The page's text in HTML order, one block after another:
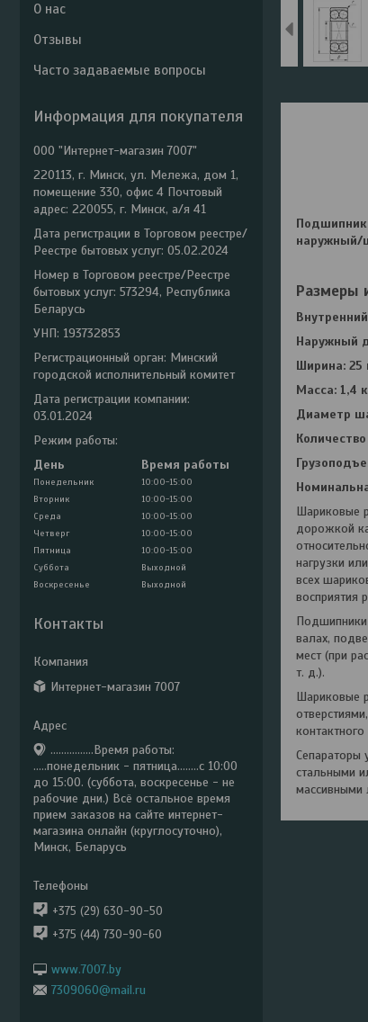
Подшипник
наружный/
Размеры
Наружный
Ширина: 25
Масса: 1,4
Диаметр
Шариковые
дорожкой
нагрузки
всех
восприятия
Подшипники
валах,
мест (при
т. д.).
Шариковые
контактного
Сепараторы
стальными
массивными
О нас
Отзывы
Часто задаваемые вопросы
Информация для покупателя
ООО "Интернет-магазин 7007"
220113, г. Минск, ул. Мележа, дом 1,
помещение 330, офис 4 Почтовый
адрес: 220055, г. Минск, а/я 41
Дата регистрации в Торговом реестре/
Реестре бытовых услуг: 05.02.2024
Номер в Торговом реестре/Реестре
бытовых услуг: 573294, Республика
Беларусь
УНП: 193732853
Регистрационный орган: Минский
городской исполнительный комитет
Дата регистрации компании:
03.01.2024
Режим работы:
День
Время работы
Понедельник
10:00-15:00
Вторник
10:00-15:00
Среда
10:00-15:00
Четверг
10:00-15:00
Пятница
10:00-15:00
Суббота
Выходной
Воскресенье
Выходной
Контакты
Интернет-магазин 7007
................Время работы:
.....понедельник - пятница........с 10:00
до 15:00. (суббота, воскресенье - не
рабочие дни.) Всё остальное время
прием заказов на сайте интернет-
магазина онлайн (круглосуточно),
Минск, Беларусь
+375 (29) 630-90-50
+375 (44) 730-90-60
www.7007.by
7309060@mail.ru